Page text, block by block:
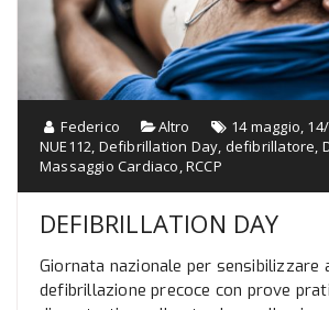
Federico Altro 14 maggio,
NUE112, Defibrillation Day, defibrillatore,
Massaggio Cardiaco,RCCP
DEFIBRILLATION DAY
Giornata nazionale per sensibilizzare
defibrillazione precoce con prove